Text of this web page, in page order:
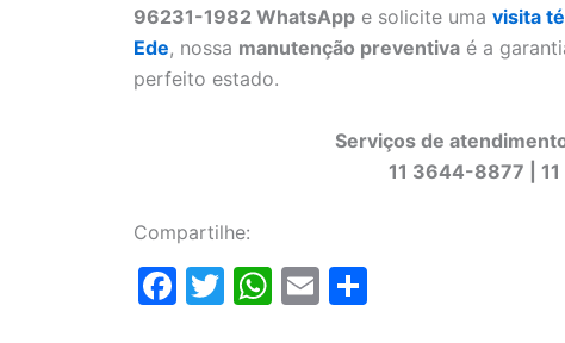
96231-1982 WhatsApp e solicite uma visita
Ede, nossa manutenção preventiva é a
perfeito estado.
Serviços de
11 3644-8877 |
Compartilhe:
F
T
W E